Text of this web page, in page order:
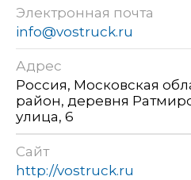
Электронная почта
info@vostruck.ru
Адрес
Россия, Московская
район, деревня
улица, 6
Сайт
http://vostruck.ru